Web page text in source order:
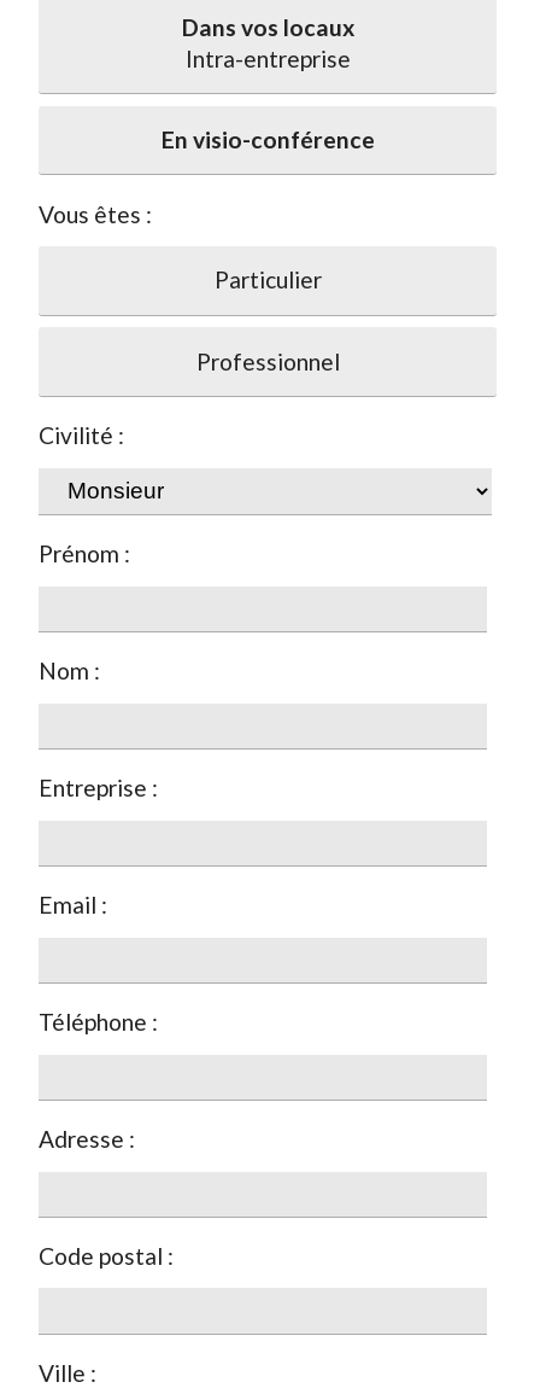
Dans vos locaux
Intra-entreprise
En visio-conférence
Vous êtes :
Particulier
Professionnel
Civilité :
Prénom :
Nom :
Entreprise :
Email :
Téléphone :
Adresse :
Code postal :
Ville :